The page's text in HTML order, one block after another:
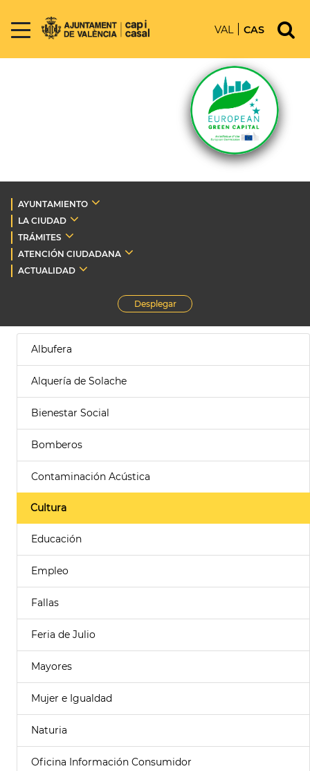
VAL CAS
AYUNTAMIENTO
LA CIUDAD
TRÁMITES
ATENCIÓN CIUDADANA
ACTUALIDAD
Desplegar
Albufera
Alquería de Solache
Bienestar Social
Bomberos
Contaminación Acústica
Cultura
Educación
Empleo
Fallas
Feria de Julio
Mayores
Mujer e Igualdad
Naturia
Oficina Información Consumidor